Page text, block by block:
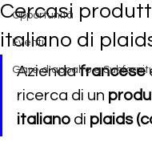
Opportunità
Eventi
Gare d'appalto e
Cercasi
italiano di
Azienda francese
ricerca di un
italiano di plaids